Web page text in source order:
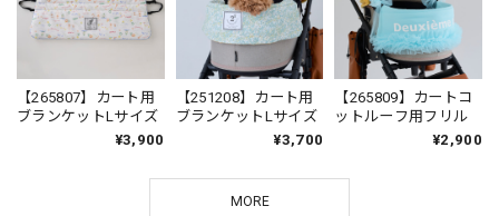
【265807】カート用
ブランケットLサイズ
¥3,900
【251208】カート用
ブランケットLサイズ
¥3,700
【265809】カートコ
ットルーフ用フリル
¥2,900
MORE